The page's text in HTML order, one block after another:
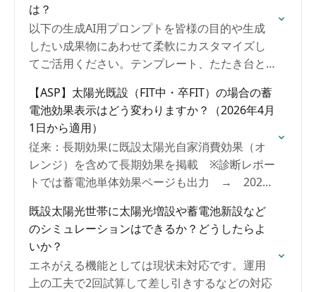
は？
以下の生成AI用プロンプトを皆様の目的や生成
したい成果物にあわせて柔軟にカスタマイズし
てご活用ください。テンプレート、たたき台と
【ASP】太陽光既設（FIT中・卒FIT）の場合の蓄
電池効果表示はどう変わりますか？（2026年4月
1日から適用）
従来：長期効果に既設太陽光自家消費効果（オ
レンジ）を含めて長期効果を掲載 ※診断レポー
トでは蓄電池単体効果ページも出力 → 2026
面、出力レポートでも表示するように変更しま
す。
既設太陽光世帯に太陽光増設や蓄電池新設など
のシミュレーションはできるか？どうしたらよ
いか？
エネがえる機能としては現状未対応です。運用
上の工夫で2回試算して差し引きするなどの対応